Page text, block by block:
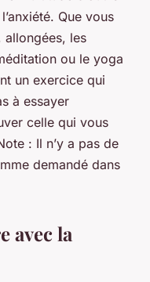
Que vous
allongées, les
ou le yoga
un exercice qui
à essayer
celle qui vous
: Il n’y a pas de
demandé dans
avec la